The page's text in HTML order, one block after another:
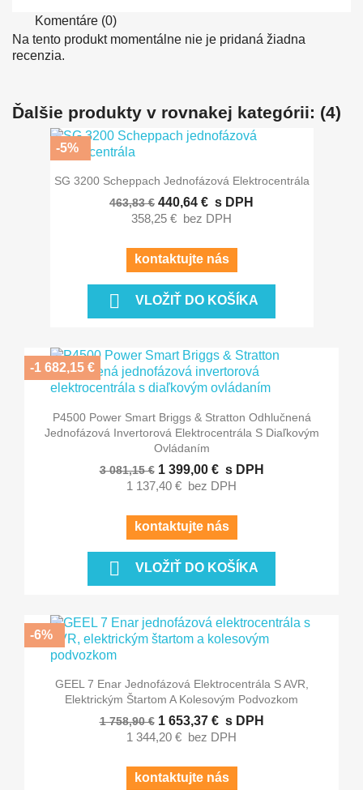
Komentáre (0)
Na tento produkt momentálne nie je pridaná žiadna
recenzia.
Ďalšie produkty v rovnakej kategórii: (4)
SG 3200 Scheppach Jednofázová Elektrocentrála
463,83 € 440,64 € s DPH
358,25 € bez DPH
kontaktujte nás
 VLOŽIŤ DO KOŠÍKA
-5%
P4500 Power Smart Briggs & Stratton Odhlučnená
Jednofázová Invertorová Elektrocentrála S Diaľkovým
Ovládaním
3 081,15 € 1 399,00 € s DPH
1 137,40 € bez DPH
kontaktujte nás
 VLOŽIŤ DO KOŠÍKA
-1 682,15 €
GEEL 7 Enar Jednofázová Elektrocentrála S AVR,
Elektrickým Štartom A Kolesovým Podvozkom
1 758,90 € 1 653,37 € s DPH
1 344,20 € bez DPH
kontaktujte nás
-6%